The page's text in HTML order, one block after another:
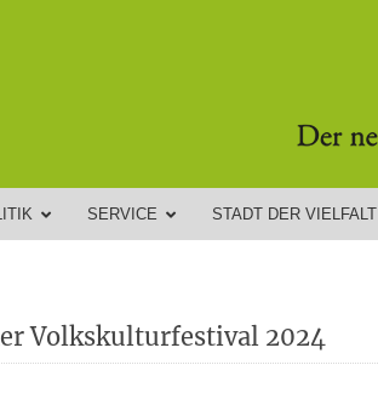
SERVICE STADT DER VIELFALT
Volkskulturfestival 2024